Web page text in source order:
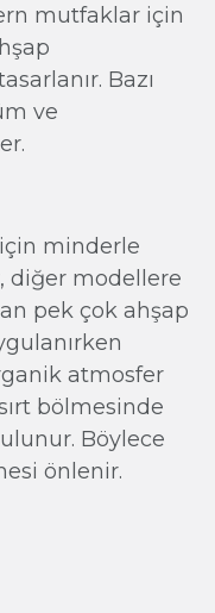
mutfaklar için
Bazı
ve
minderle
diğer modellere
pek çok ahşap
atmosfer
bölmesinde
Böylece
önlenir.